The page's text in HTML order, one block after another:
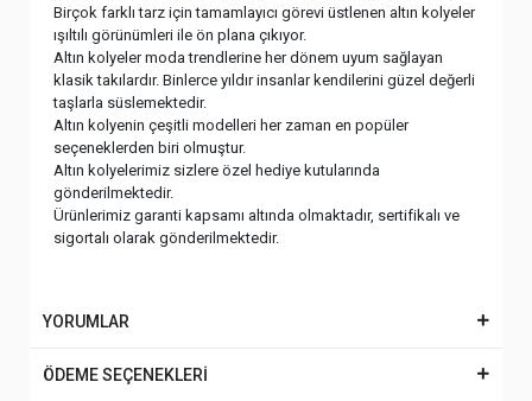
Birçok farklı tarz için tamamlayıcı görevi üstlenen altın kolyeler
ışıltılı görünümleri ile ön plana çıkıyor.
Altın kolyeler moda trendlerine her dönem uyum sağlayan
klasik takılardır. Binlerce yıldır insanlar kendilerini güzel değerli
taşlarla süslemektedir.
Altın kolyenin çeşitli modelleri her zaman en popüler
seçeneklerden biri olmuştur.
Altın kolyelerimiz sizlere özel hediye kutularında
gönderilmektedir.
Ürünlerimiz garanti kapsamı altında olmaktadır, sertifikalı ve
sigortalı olarak gönderilmektedir.
YORUMLAR
ÖDEME SEÇENEKLERİ